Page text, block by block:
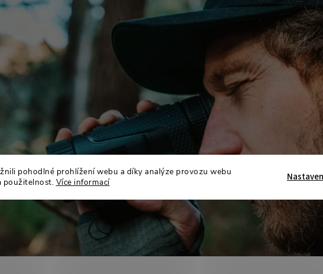
pohodlné prohlížení webu a díky analýze provozu webu
použitelnost. Více informací